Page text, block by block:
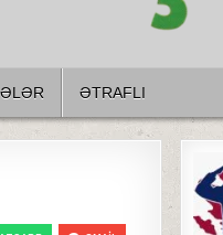
ƏTRAFLI